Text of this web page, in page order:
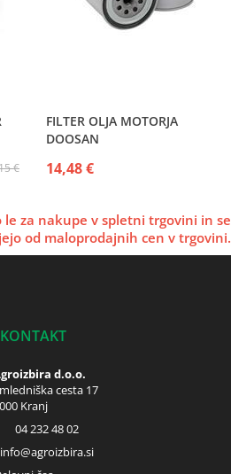
€
FILTER OLJA MOTORJA
DOOSAN
14,48 €
le za nakupe v spletni trgovini in se
od maloprodajnih cen v trgovini.
KONTAKT
d.o.o.
cesta 17
Kranj
04 232 48 02
info
agroizbira.si